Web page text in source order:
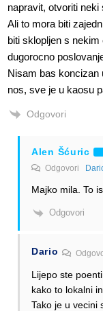
napravit, otvoriti
Ali to mora biti
biti sklopljen s
dugorocno
Nisam bas koncizan
nos, sve je u kaosu
Odgovori
Alen Šćuric
Odgovori
Majko mila. To
Odgovori
Dario
Lijepo ste
kako to lokalni
Tako je u vecini